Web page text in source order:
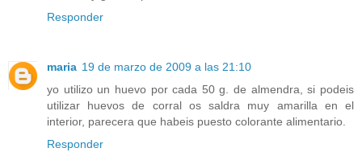
Responder
maria 19 de marzo de 2009 a las 21:10
yo utilizo un huevo por cada 50 g. de almendra, si podeis
utilizar huevos de corral os saldra muy amarilla en el
interior, parecera que habeis puesto colorante alimentario.
Responder